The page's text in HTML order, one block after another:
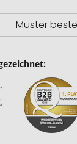
Muster